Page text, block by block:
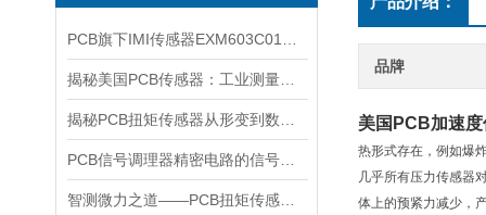
品牌
美国PCB加速
热形式存在，例如爆
几乎所有压力传感器
体上的预紧力减少，